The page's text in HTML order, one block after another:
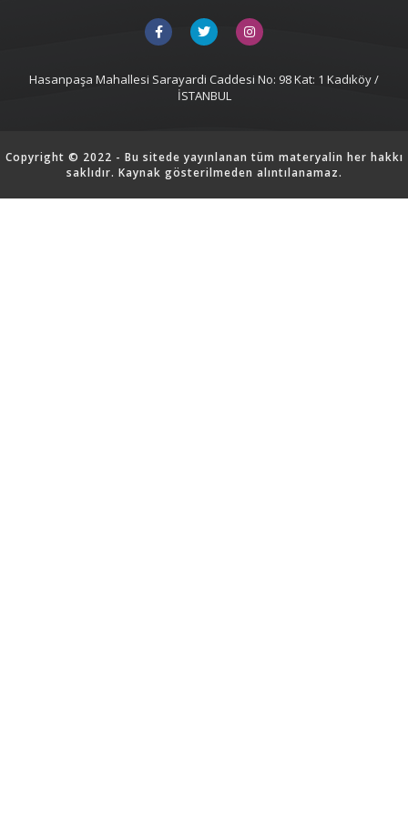
Hasanpaşa Mahallesi Sarayardi Caddesi No: 98 Kat: 1 Kadıköy /
İSTANBUL
Copyright © 2022 - Bu sitede yayınlanan tüm materyalin her hakkı
saklıdır. Kaynak gösterilmeden alıntılanamaz.